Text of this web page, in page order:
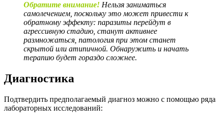
Обратите внимание! Нельзя заниматься
самолечением, поскольку это может привести к
обратному эффекту: паразиты перейдут в
агрессивную стадию, станут активнее
размножаться, патология при этом станет
скрытой или атипичной. Обнаружить и начать
терапию будет гораздо сложнее.
Диагностика
Подтвердить предполагаемый диагноз можно с помощью ряда
лабораторных исследований: